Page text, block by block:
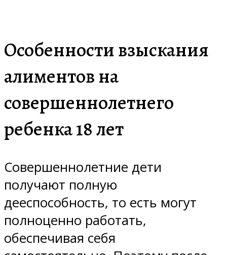
Особенности взыскания
алиментов на
совершеннолетнего
ребенка 18 лет
Совершеннолетние дети
получают полную
дееспособность, то есть могут
полноценно работать,
обеспечивая себя